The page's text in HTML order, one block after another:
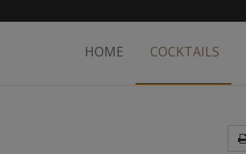
HOME COCKTAILS